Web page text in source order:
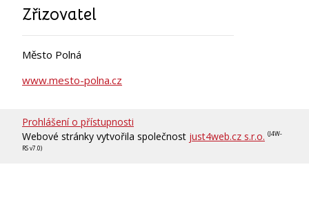
Zřizovatel
Město Polná
www.mesto-polna.cz
Prohlášení o přístupnosti
Webové stránky vytvořila společnost just4web.cz s.r.o. (J4W-
RS v7.0)